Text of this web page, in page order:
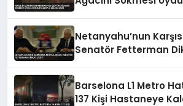
Netanyahu’nun
Senatör Fetterman
Barselona L1 Metro
137 Kişi Hastaneye